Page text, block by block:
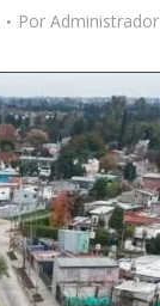
Por Administrador